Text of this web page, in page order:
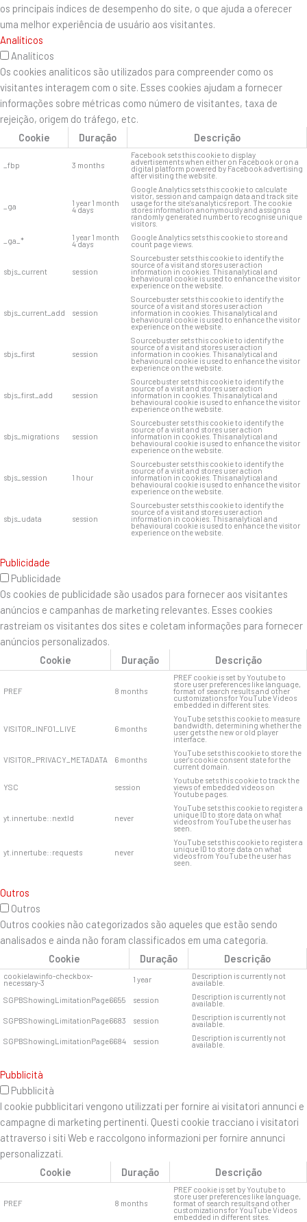
os principais índices de desempenho do site, o que ajuda a oferecer
uma melhor experiência de usuário aos visitantes.
Analíticos
Analíticos
Os cookies analíticos são utilizados para compreender como os
visitantes interagem com o site. Esses cookies ajudam a fornecer
informações sobre métricas como número de visitantes, taxa de
rejeição, origem do tráfego, etc.
Cookie
Duração Descrição
_fbp 3 months
Facebook sets this cookie to display
advertisements when either on Facebook or on a
digital platform powered by Facebook advertising
after visiting the website.
_ga 1 year 1 month
4 days
Google Analytics sets this cookie to calculate
visitor, session and campaign data and track site
usage for the site's analytics report. The cookie
stores information anonymously and assigns a
randomly generated number to recognise unique
visitors.
_ga_*
1 year 1 month
4 days
Google Analytics sets this cookie to store and
count page views.
sbjs_current session
Sourcebuster sets this cookie to identify the
source of a visit and stores user action
information in cookies. This analytical and
behavioural cookie is used to enhance the visitor
experience on the website.
sbjs_current_add session
Sourcebuster sets this cookie to identify the
source of a visit and stores user action
information in cookies. This analytical and
behavioural cookie is used to enhance the visitor
experience on the website.
sbjs_first session
Sourcebuster sets this cookie to identify the
source of a visit and stores user action
information in cookies. This analytical and
behavioural cookie is used to enhance the visitor
experience on the website.
sbjs_first_add session
Sourcebuster sets this cookie to identify the
source of a visit and stores user action
information in cookies. This analytical and
behavioural cookie is used to enhance the visitor
experience on the website.
sbjs_migrations session
Sourcebuster sets this cookie to identify the
source of a visit and stores user action
information in cookies. This analytical and
behavioural cookie is used to enhance the visitor
experience on the website.
sbjs_session 1 hour
Sourcebuster sets this cookie to identify the
source of a visit and stores user action
information in cookies. This analytical and
behavioural cookie is used to enhance the visitor
experience on the website.
sbjs_udata session
Sourcebuster sets this cookie to identify the
source of a visit and stores user action
information in cookies. This analytical and
behavioural cookie is used to enhance the visitor
experience on the website.
Publicidade
Publicidade
Os cookies de publicidade são usados ​​para fornecer aos visitantes
anúncios e campanhas de marketing relevantes. Esses cookies
rastreiam os visitantes dos sites e coletam informações para fornecer
anúncios personalizados.
Cookie
Duração Descrição
PREF 8 months
PREF cookie is set by Youtube to
store user preferences like language,
format of search results and other
customizations for YouTube Videos
embedded in different sites.
VISITOR_INFO1_LIVE 6 months
YouTube sets this cookie to measure
bandwidth, determining whether the
user gets the new or old player
interface.
VISITOR_PRIVACY_METADATA 6 months
YouTube sets this cookie to store the
user's cookie consent state for the
current domain.
YSC session
Youtube sets this cookie to track the
views of embedded videos on
Youtube pages.
yt.innertube::nextId never
YouTube sets this cookie to register a
unique ID to store data on what
videos from YouTube the user has
seen.
yt.innertube::requests never
YouTube sets this cookie to register a
unique ID to store data on what
videos from YouTube the user has
seen.
Outros
Outros
Outros cookies não categorizados são aqueles que estão sendo
analisados ​​e ainda não foram classificados em uma categoria.
Cookie
Duração Descrição
cookielawinfo-checkbox-
necessary-3 1 year Description is currently not
available.
SGPBShowingLimitationPage6655
session Description is currently not
available.
SGPBShowingLimitationPage6683
session Description is currently not
available.
SGPBShowingLimitationPage6684
session Description is currently not
available.
Pubblicità
Pubblicità
I cookie pubblicitari vengono utilizzati per fornire ai visitatori annunci e
campagne di marketing pertinenti. Questi cookie tracciano i visitatori
attraverso i siti Web e raccolgono informazioni per fornire annunci
personalizzati.
Cookie
Duração Descrição
PREF 8 months
PREF cookie is set by Youtube to
store user preferences like language,
format of search results and other
customizations for YouTube Videos
embedded in different sites.